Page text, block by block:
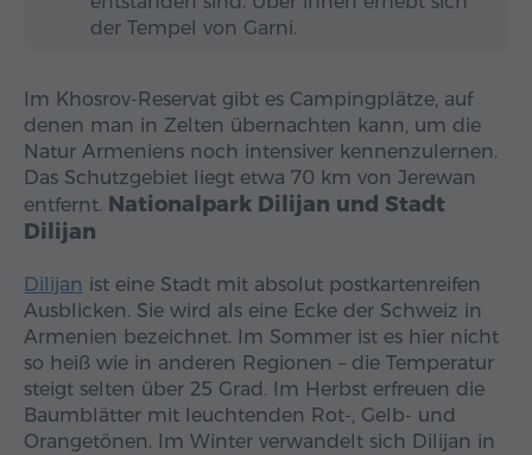
der Tempel von Garni.
Im Khosrov-Reservat gibt es Campingplätze, auf
denen man in Zelten übernachten kann, um die
Natur Armeniens noch intensiver kennenzulernen.
Das Schutzgebiet liegt etwa 70 km von Jerewan
entfernt. Nationalpark Dilijan und Stadt
Dilijan
Dilijan ist eine Stadt mit absolut postkartenreifen
Ausblicken. Sie wird als eine Ecke der Schweiz in
Armenien bezeichnet. Im Sommer ist es hier nicht
so heiß wie in anderen Regionen – die Temperatur
steigt selten über 25 Grad. Im Herbst erfreuen die
Baumblätter mit leuchtenden Rot-, Gelb- und
Orangetönen. Im Winter verwandelt sich Dilijan in